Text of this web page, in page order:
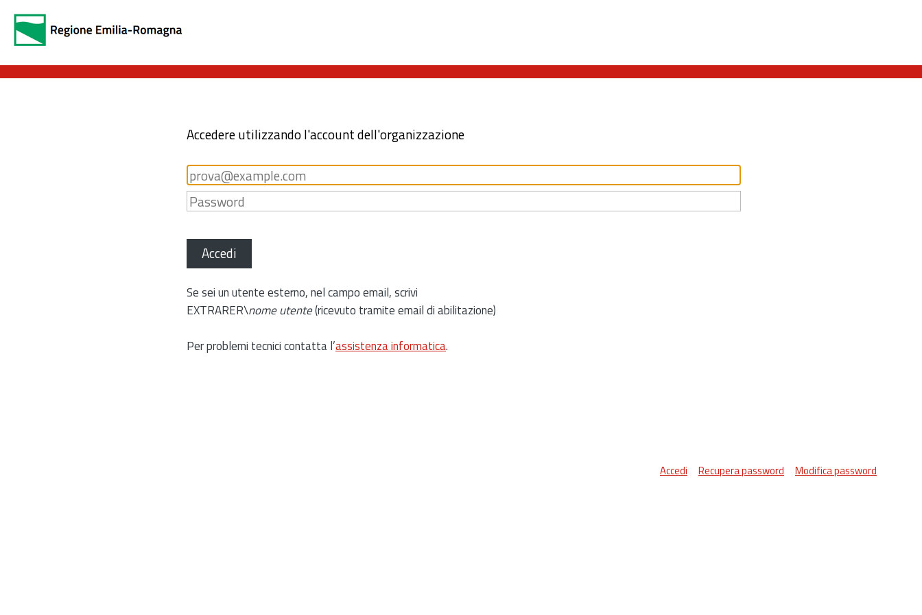
Accedere utilizzando l'account dell'organizzazione
Accedi
Se sei un utente esterno, nel campo email, scrivi
EXTRARER\nome utente(ricevuto tramite email di abilitazione)
Per problemi tecnici contatta l’assistenza informatica.
Accedi Recupera password Modifica password